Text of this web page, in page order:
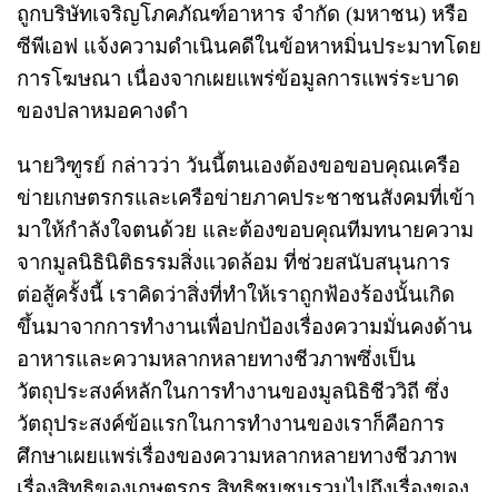
ถูกบริษัทเจริญโภคภัณฑ์อาหาร จำกัด (มหาชน) หรือ
ซีพีเอฟ แจ้งความดำเนินคดีในข้อหาหมิ่นประมาทโดย
การโฆษณา เนื่องจากเผยแพร่ข้อมูลการแพร่ระบาด
ของปลาหมอคางดำ
นายวิฑูรย์ กล่าวว่า วันนี้ตนเองต้องขอขอบคุณเครือ
ข่ายเกษตรกรและเครือข่ายภาคประชาชนสังคมที่เข้า
มาให้กำลังใจตนด้วย และต้องขอบคุณทีมทนายความ
จากมูลนิธินิติธรรมสิ่งแวดล้อม ที่ช่วยสนับสนุนการ
ต่อสู้ครั้งนี้ เราคิดว่าสิ่งที่ทำให้เราถูกฟ้องร้องนั้นเกิด
ขึ้นมาจากการทำงานเพื่อปกป้องเรื่องความมั่นคงด้าน
อาหารและความหลากหลายทางชีวภาพซึ่งเป็น
วัตถุประสงค์หลักในการทำงานของมูลนิธิชีววิถี ซึ่ง
วัตถุประสงค์ข้อแรกในการทำงานของเราก็คือการ
ศึกษาเผยแพร่เรื่องของความหลากหลายทางชีวภาพ